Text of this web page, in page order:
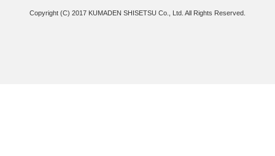
Copyright (C) 2017 KUMADEN SHISETSU Co., Ltd. All Rights Reserved.